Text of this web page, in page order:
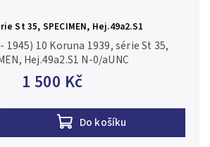
St 35, SPECIMEN, Hej.49a2.S1
1 500 Kč
Do košíku
1945) 10 Koruna 1939, série St 35,
Hej.49a2.S1 N-0/aUNC